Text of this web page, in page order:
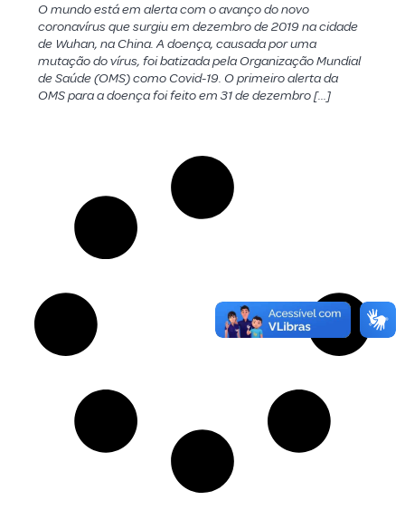
O mundo está em alerta com o avanço do novo
coronavírus que surgiu em dezembro de 2019 na cidade
de Wuhan, na China. A doença, causada por uma
mutação do vírus, foi batizada pela Organização Mundial
de Saúde (OMS) como Covid-19. O primeiro alerta da
OMS para a doença foi feito em 31 de dezembro […]